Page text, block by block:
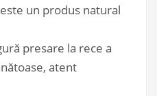
un produs natural
presare la rece a
atent